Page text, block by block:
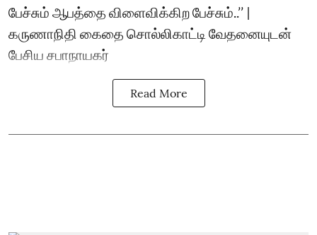
பேச்சும் ஆபத்தை விளைவிக்கிற பேச்சும்..’’ |
கருணாநிதி கைதை சொல்லிகாட்டி வேதனையுடன்
பேசிய சபாநாயகர்
Read More